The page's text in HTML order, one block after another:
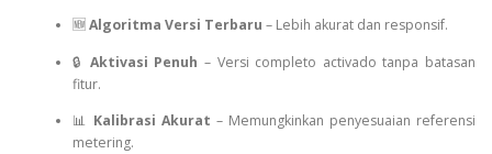
🆕 Algoritma Versi Terbaru – Lebih akurat dan responsif.
🔒 Aktivasi Penuh – Versi completo activado tanpa batasan
fitur.
📊 Kalibrasi Akurat – Memungkinkan penyesuaian referensi
metering.